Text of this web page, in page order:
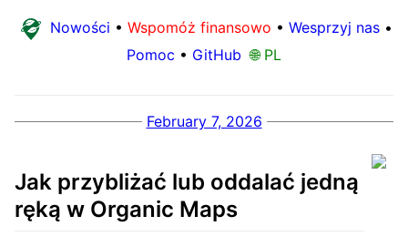
Nowości • Wspomóż finansowo • Wesprzyj nas •
Pomoc • GitHub 🌐 PL
February 7, 2026
Jak przybliżać lub oddalać jedną
ręką w Organic Maps